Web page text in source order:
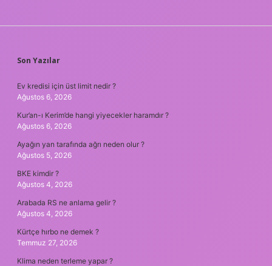
SIDEBAR
Son Yazılar
Ev kredisi için üst limit nedir ?
Ağustos 6, 2026
Kur’an-ı Kerim’de hangi yiyecekler haramdır ?
Ağustos 6, 2026
Ayağın yan tarafında ağrı neden olur ?
Ağustos 5, 2026
BKE kimdir ?
Ağustos 4, 2026
Arabada RS ne anlama gelir ?
Ağustos 4, 2026
Kürtçe hırbo ne demek ?
Temmuz 27, 2026
Klima neden terleme yapar ?